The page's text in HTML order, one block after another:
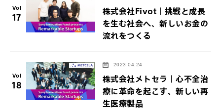
Vol
17
株式会社Fivot｜挑戦と成長
を生む社会へ、新しいお金の
流れをつくる
Vol
18
2023.04.24
株式会社メトセラ｜心不全治
療に革命を起こす、新しい再
生医療製品